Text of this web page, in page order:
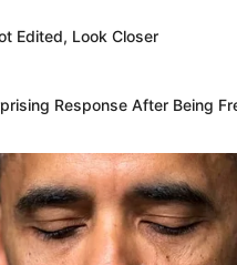
Edited, Look Closer
Response After Being